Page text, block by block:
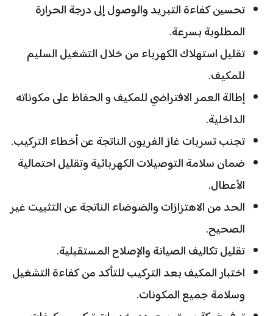
تحسين كفاءة التبريد والوصول إلى درجة الحرارة
المطلوبة بسرعة.
تقليل استهلاك الكهرباء من خلال التشغيل السليم
للمكيف.
إطالة العمر الافتراضي للمكيف و الحفاظ على مكوناته
الداخلية.
تجنب تسربات غاز الفريون الناتجة عن أخطاء التركيب.
ضمان سلامة التوصيلات الكهربائية وتقليل احتمالية
الأعطال.
الحد من الاهتزازات والضوضاء الناتجة عن التثبيت غير
الصحيح.
تقليل تكاليف الصيانة والإصلاح المستقبلية.
اختبار المكيف بعد التركيب للتأكد من كفاءة التشغيل
وسلامة جميع المكونات.